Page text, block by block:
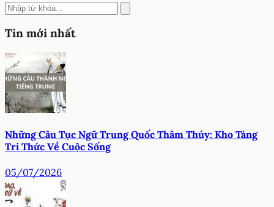
Tin mới nhất
Những Câu Tục Ngữ Trung Quốc Thâm Thúy: Kho Tàng
Tri Thức Về Cuộc Sống
05/07/2026